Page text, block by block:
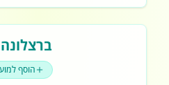
ברצלונה
הוסף